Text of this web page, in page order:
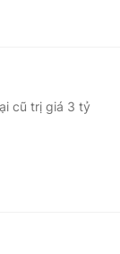
cũ trị giá 3 tỷ